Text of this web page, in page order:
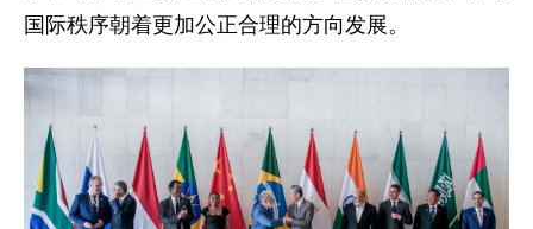
国际秩序朝着更加公正合理的方向发展。